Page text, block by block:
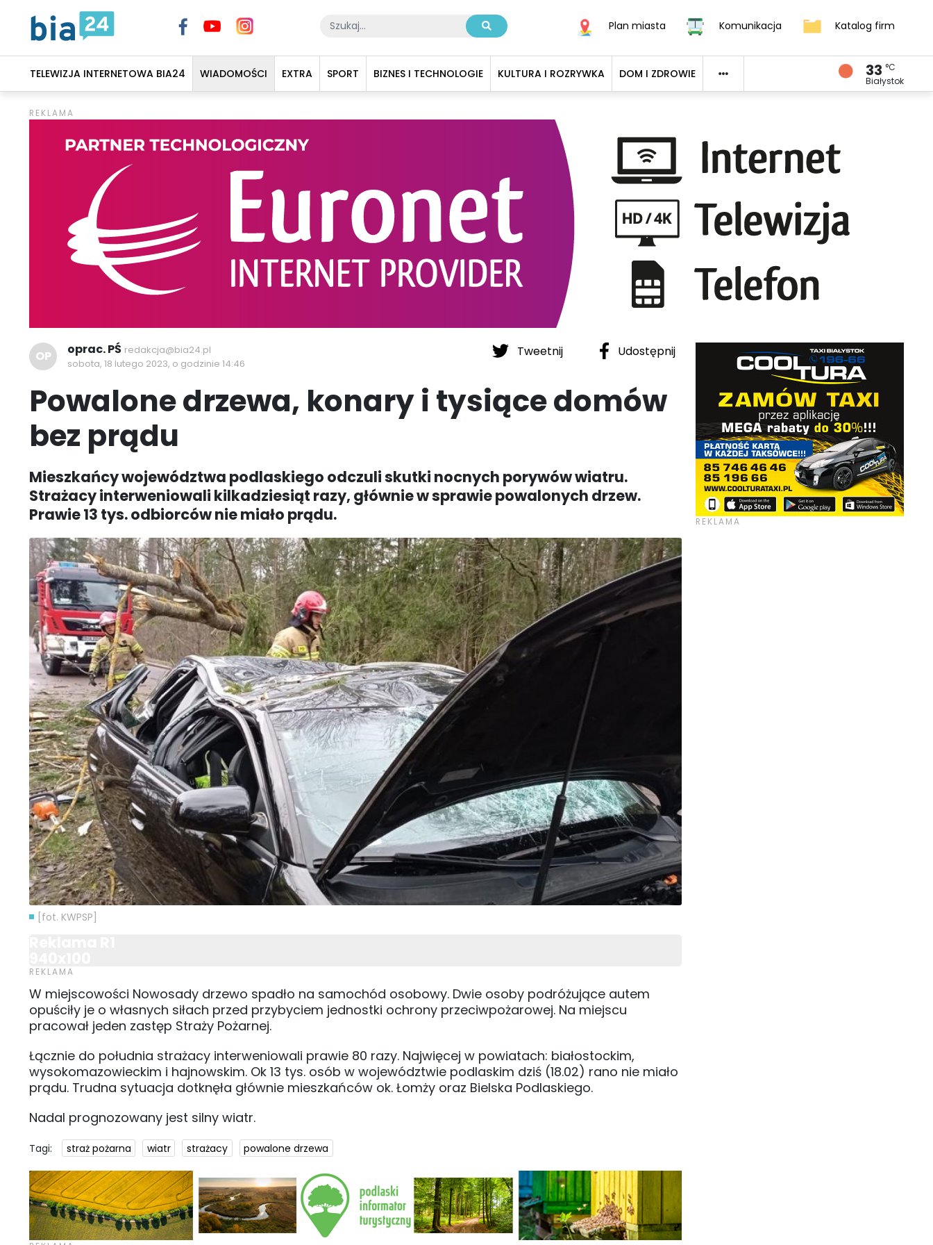
Plan miasta Komunikacja Katalog firm
TELEWIZJA INTERNETOWA BIA24 WIADOMOŚCI EXTRA SPORT BIZNES I TECHNOLOGIE KULTURA I ROZRYWKA DOM I ZDROWIE 33 °C
Białystok
Tweetnij Udostępnij
OP oprac. PŚ redakcja@bia24.pl
sobota, 18 lutego 2023, o godzinie 14:46
Powalone drzewa, konary i tysiące domów
bez prądu
Mieszkańcy województwa podlaskiego odczuli skutki nocnych porywów wiatru.
Strażacy interweniowali kilkadziesiąt razy, głównie w sprawie powalonych drzew.
Prawie 13 tys. odbiorców nie miało prądu.
[fot. KWPSP]
W miejscowości Nowosady drzewo spadło na samochód osobowy. Dwie osoby podróżujące autem
opuściły je o własnych siłach przed przybyciem jednostki ochrony przeciwpożarowej. Na miejscu
pracował jeden zastęp Straży Pożarnej.
Łącznie do południa strażacy interweniowali prawie 80 razy. Najwięcej w powiatach: białostockim,
wysokomazowieckim i hajnowskim. Ok 13 tys. osób w województwie podlaskim dziś (18.02) rano nie miało
prądu. Trudna sytuacja dotknęła głównie mieszkańców ok. Łomży oraz Bielska Podlaskiego.
Nadal prognozowany jest silny wiatr.
Tagi: straż pożarna wiatr strażacy powalone drzewa